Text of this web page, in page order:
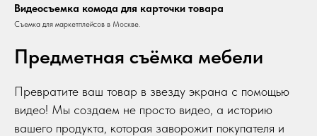
Видеосъемка комода для карточки товара
Съемка для маркетплейсов в Москве.
Предметная съёмка мебели
Превратите ваш товар в звезду экрана с помощью
видео! Мы создаем не просто видео, а историю
вашего продукта, которая заворожит покупателя и